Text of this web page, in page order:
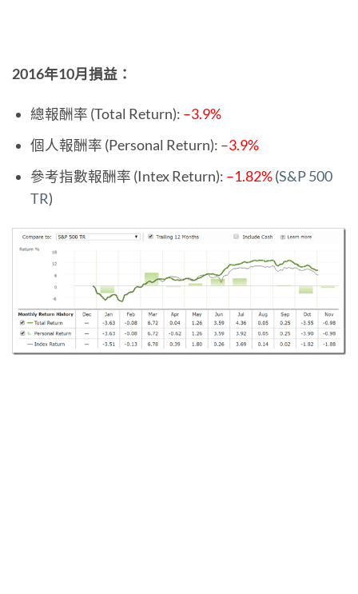
2016年10月損益：
總報酬率 (Total Return): –3.9%
個人報酬率 (Personal Return): –3.9%
參考指數報酬率 (Intex Return): –1.82%(S&P 500
TR)